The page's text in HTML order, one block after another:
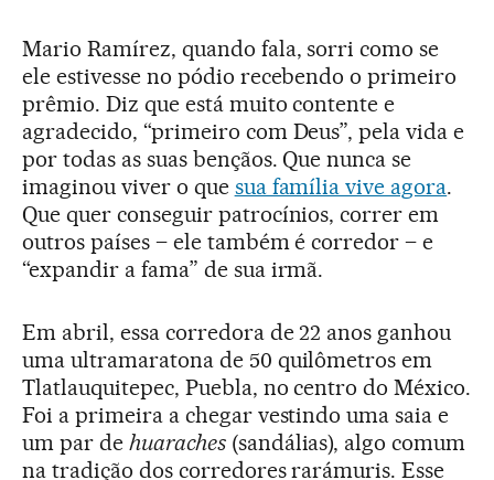
Mario Ramírez, quando fala, sorri como se
ele estivesse no pódio recebendo o primeiro
prêmio. Diz que está muito contente e
agradecido, “primeiro com Deus”, pela vida e
por todas as suas bençãos. Que nunca se
imaginou viver o que sua família vive agora.
Que quer conseguir patrocínios, correr em
outros países – ele também é corredor – e
“expandir a fama” de sua irmã.
Em abril, essa corredora de 22 anos ganhou
uma ultramaratona de 50 quilômetros em
Tlatlauquitepec, Puebla, no centro do México.
Foi a primeira a chegar vestindo uma saia e
um par de huaraches(sandálias), algo comum
na tradição dos corredores rarámuris. Esse